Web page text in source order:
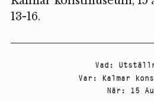
13-16.
Vad :
Var : Kalmar
När : 15